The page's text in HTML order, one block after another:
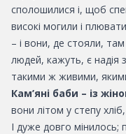
сполошилися і, щоб
високі могили і
– і вони, де стояли, там
людей, кажуть, є надія
такими ж живими,
Кам’яні баби – із
вони літом у степу
І дуже довго